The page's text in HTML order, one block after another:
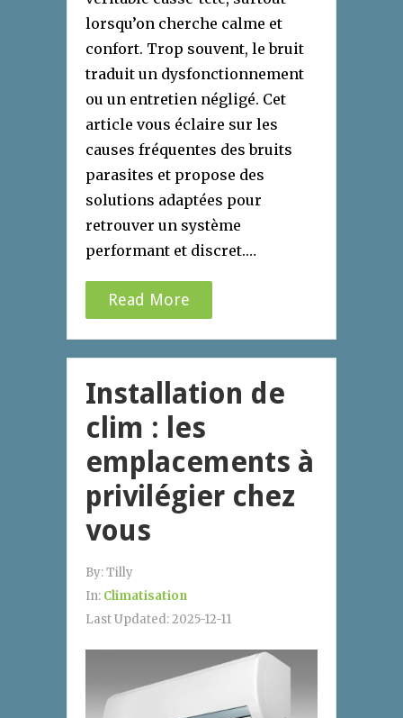
lorsqu’on cherche calme et
confort. Trop souvent, le bruit
traduit un dysfonctionnement
ou un entretien négligé. Cet
article vous éclaire sur les
causes fréquentes des bruits
parasites et propose des
solutions adaptées pour
retrouver un système
performant et discret.…
Read More
Installation de
clim : les
emplacements à
privilégier chez
vous
By:Tilly
In: Climatisation
Last Updated:2025-12-11